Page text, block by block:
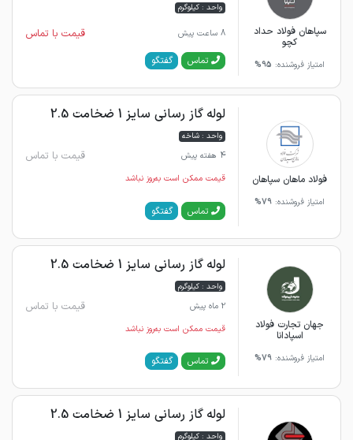
سپاهان فولاد حداد
کچو
امتیاز فروشنده: 95%
واحد : کیلوگرم
8 ساعت پیش قیمت با تماس
تماس گفتگو
فولاد ماهان سپاهان
امتیاز فروشنده: 79%
لوله گاز رسانی سایز 1 ضخامت 2.5
واحد : شاخه
4 هفته پیش
قیمت با تماس
قیمت ممکن است به‌روز نباشد
تماس گفتگو
جهان تجارت فولاد
اسپادانا
امتیاز فروشنده: 79%
لوله گاز رسانی سایز 1 ضخامت 2.5
واحد : کیلوگرم
2 ماه پیش
قیمت با تماس
قیمت ممکن است به‌روز نباشد
تماس گفتگو
لوله گاز رسانی سایز 1 ضخامت 2.5
واحد : کیلوگرم